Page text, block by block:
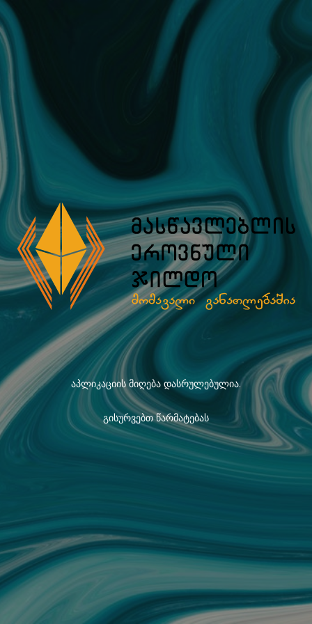
აპლიკაციის მიღება დასრულებულია.
გისურვებთ წარმატებას